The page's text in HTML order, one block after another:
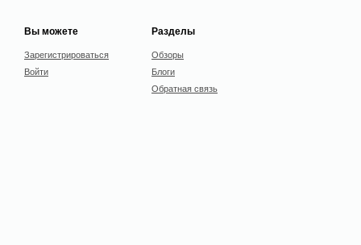
Вы можете
Зарегистрироваться
Войти
Разделы
Обзоры
Блоги
Обратная связь